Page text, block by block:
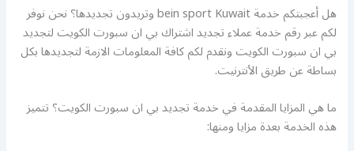
هل أعجبتكم خدمة bein sport Kuwait وتريدون تجديدها؟ نحن نوفر
لكم عبر رقم خدمة عملاء تجديد اشتراك بي ان سبورت الكويت لتجديد
بي ان سبورت الكويت ونقدم لكم كافة المعلومات الازمة لتجديدها بكل
بساطة عن طريق الأنترنيت.
ما هي المزايا المقدمة في خدمة تجديد بي ان سبورت الكويت؟ تتميز
هذه الخدمة بعدة مزايا ومنها: